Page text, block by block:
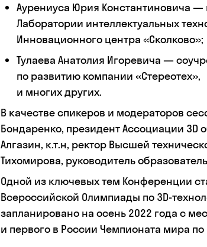
Аурениуса Юрия Константиновича —
Лаборатории интеллектуальных
Инновационного центра «Сколково»;
Тулаева Анатолия Игоревича —
по развитию компании «Стереотех»,
и многих других.
В качестве спикеров и модераторов
Бондаренко, президент Ассоциации 3D
Алгазин, к.т.н, ректор Высшей
Тихомирова, руководитель
Одной из ключевых тем Конференции
Всероссийской Олимпиады по 3D-
запланировано на осень 2022 года с
и первого в России Чемпионата мира по